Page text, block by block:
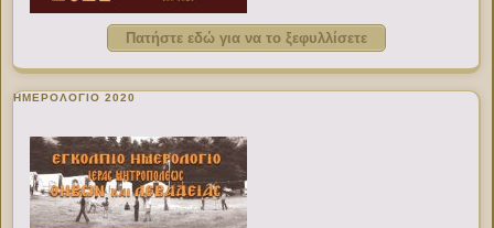
Πατήστε εδώ για να το ξεφυλλίσετε
ΗΜΕΡΟΛΟΓΙΟ 2020